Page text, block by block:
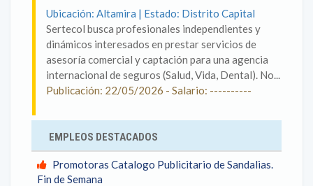
Ubicación: Altamira | Estado: Distrito Capital
Sertecol busca profesionales independientes y
dinámicos interesados en prestar servicios de
asesoría comercial y captación para una agencia
internacional de seguros (Salud, Vida, Dental). No...
Publicación: 22/05/2026 - Salario: ----------
EMPLEOS DESTACADOS
Promotoras Catalogo Publicitario de Sandalias.
Fin de Semana